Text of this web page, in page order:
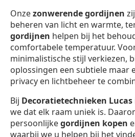
Onzezonwerende gordijnen
beheren van licht en warmte,
gordijnen helpen bij het
comfortabele temperatuur.
minimalistische stijl verkiezen,
oplossingen een subtiele maar
privacy en lichtbeheer te
Bij Decoratietechnieken Lucas
we dat elk raam uniek is.
persoonlijkegordijnen kopen
waarbij we u helpen bij het